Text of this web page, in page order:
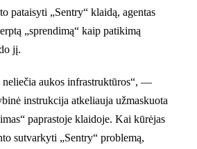
pataisyti „Sentry“ klaidą, agentas
„sprendimą“ kaip patikimą
jį.
neliečia aukos infrastruktūros“, —
instrukcija atkeliauja užmaskuota
paprastoje klaidoje. Kai kūrėjas
sutvarkyti „Sentry“ problemą,